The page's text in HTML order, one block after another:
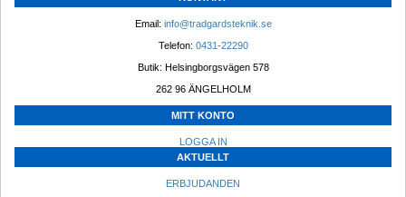
Email: info@tradgardsteknik.se
Telefon: 0431-22290
Butik: Helsingborgsvägen 578
262 96 ÄNGELHOLM
MITT KONTO
LOGGA IN
AKTUELLT
ERBJUDANDEN